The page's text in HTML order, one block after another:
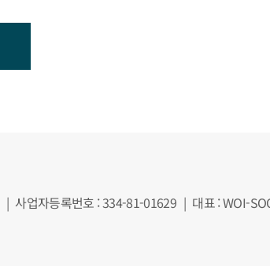
| 사업자등록번호 : 334-81-01629 | 대표 : WOI-